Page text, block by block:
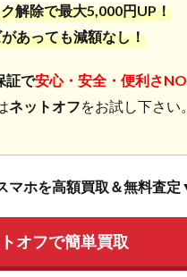
解除で最大5,000円UP！
あっても減額なし！
証で安心・安全・便利さ
ネットオフをお試し下さい。
マホを高額買取＆無料査定
オフで簡単買取